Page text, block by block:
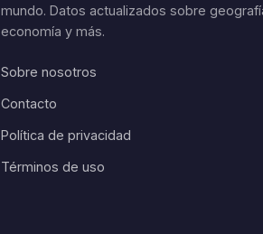
mundo. Datos actualizados sobre
economía y más.
Sobre nosotros
Contacto
Política de privacidad
Términos de uso